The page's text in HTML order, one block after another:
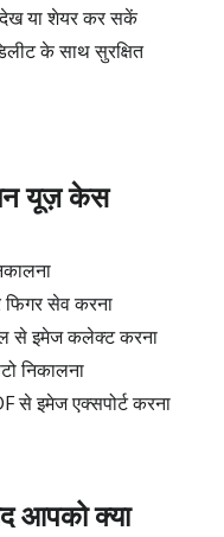
देख या शेयर कर सकें
के साथ सुरक्षित
यूज़ केस
फिगर सेव करना
से इमेज कलेक्ट करना
निकालना
से इमेज एक्सपोर्ट करना
आपको क्या